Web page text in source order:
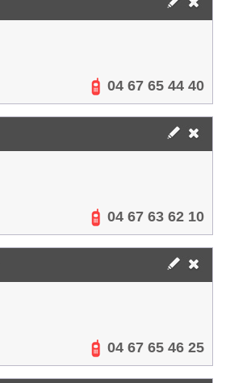
04 67 65 44 40
04 67 63 62 10
04 67 65 46 25